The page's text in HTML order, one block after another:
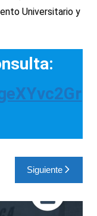
Universitario y
Siguiente